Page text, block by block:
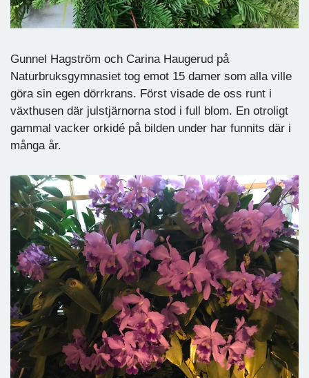
Gunnel Hagström och Carina Haugerud på
Naturbruksgymnasiet tog emot 15 damer som alla ville
göra sin egen dörrkrans. Först visade de oss runt i
växthusen där julstjärnorna stod i full blom. En otroligt
gammal vacker orkidé på bilden under har funnits där i
många år.